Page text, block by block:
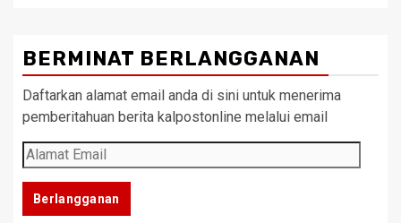
BERMINAT BERLANGGANAN
Daftarkan alamat email anda di sini untuk menerima
pemberitahuan berita kalpostonline melalui email
Alamat
Email
Berlangganan